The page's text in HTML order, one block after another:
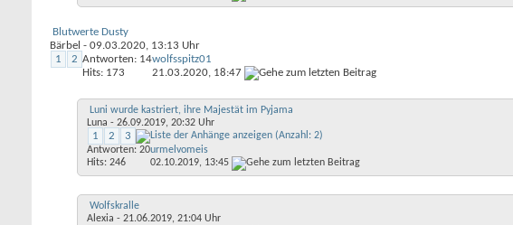
Blutwerte Dusty
Bärbel - 09.03.2020, 13:13 Uhr
1
2 Antworten: 14
Hits: 173
wolfsspitz01
21.03.2020, 18:47
Luni wurde kastriert, ihre Majestät im Pyjama
Luna - 26.09.2019, 20:32 Uhr
1 2 3
Antworten: 20
Hits: 246
urmelvomeis
02.10.2019, 13:45
Wolfskralle
Alexia - 21.06.2019, 21:04 Uhr